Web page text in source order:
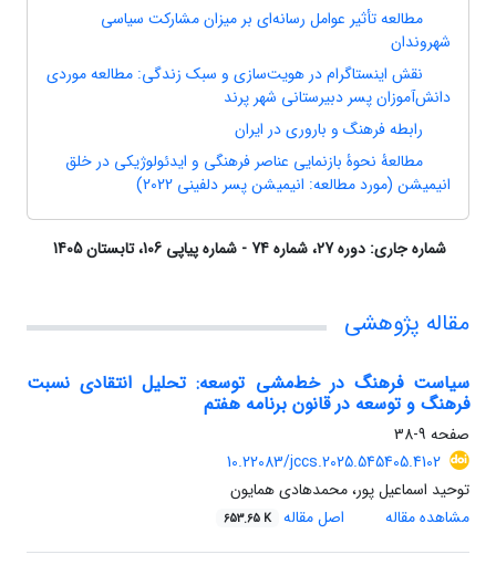
مطالعه تأثیر عوامل رسانه‌ای بر میزان مشارکت سیاسی
شهروندان
نقش اینستاگرام در هویت‌سازی و سبک زندگی: مطالعه موردی
دانش‌آموزان پسر دبیرستانی شهر پرند
رابطه فرهنگ و باروری در ایران
مطالعۀ نحوۀ بازنمایی عناصر فرهنگی و ایدئولوژیکی در خلق
انیمیشن (مورد مطالعه: انیمیشن پسر دلفینی 2022)
شماره جاری:دوره 27، شماره 74 - شماره پیاپی 106، تابستان 1405
مقاله پژوهشی
سیاست فرهنگ در خط‌مشی توسعه: تحلیل انتقادی نسبت
فرهنگ و توسعه در قانون برنامه هفتم
صفحه 9-38
10.22083/jccs.2025.545405.4102
توحید اسماعیل پور، محمدهادی همایون
مشاهده مقاله
اصل مقاله 653.65 K